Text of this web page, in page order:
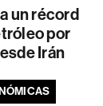
un récord
por
Irán